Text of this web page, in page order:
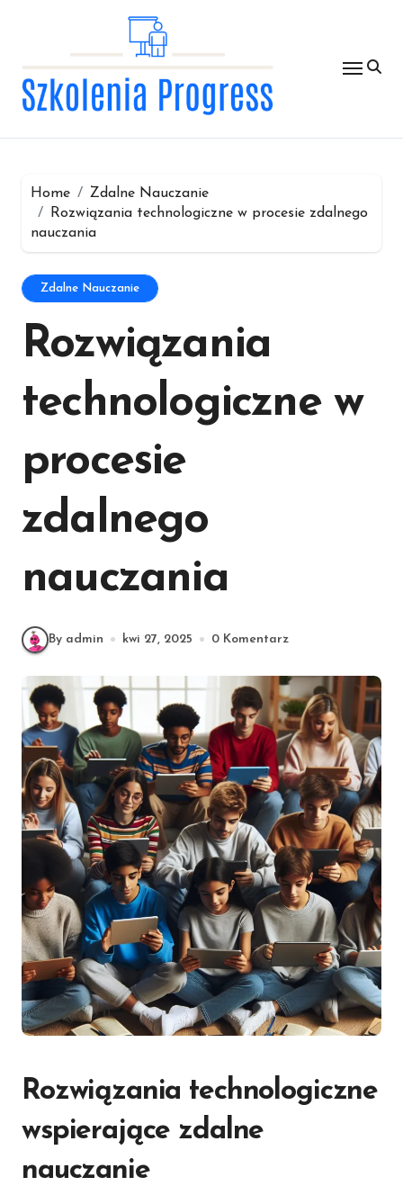
Home
Zdalne Nauczanie
Rozwiązania technologiczne w procesie zdalnego
nauczania
Zdalne Nauczanie
Rozwiązania
technologiczne w
procesie
zdalnego
nauczania
By admin kwi 27, 2025 0 Komentarz
Rozwiązania technologiczne
wspierające zdalne
nauczanie